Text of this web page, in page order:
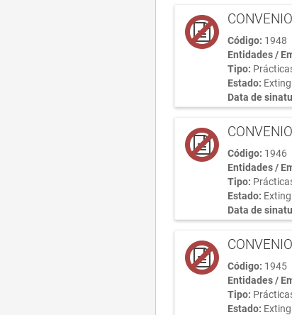
Código: 1948
Entidades /
Tipo:
Estado:
Data de
Código: 1946
Entidades /
Tipo:
Estado:
Data de
Código: 1945
Entidades /
Tipo:
Estado: